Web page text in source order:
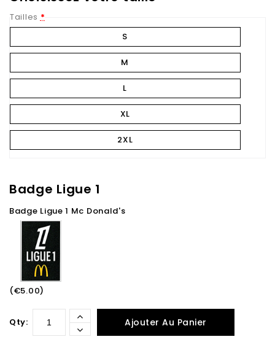
Tailles *
S
M
L
XL
2XL
Badge Ligue 1
Badge Ligue 1 Mc Donald's
(€5.00)
Qty: Ajouter Au Panier